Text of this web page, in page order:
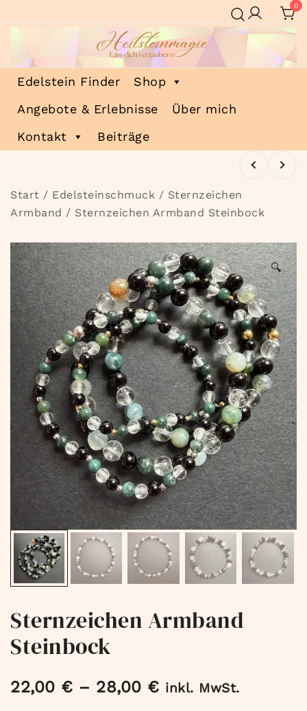
Inhalt
0
Heilsteinmagie
Lass dich verzaubern
Edelstein Finder
Shop
Angebote & Erlebnisse
Über mich
Kontakt
Beiträge
Start / Edelsteinschmuck / Sternzeichen
Armband / Sternzeichen Armband Steinbock
🔍
Sternzeichen Armband
Steinbock
22,00 € – 28,00 € inkl. MwSt.